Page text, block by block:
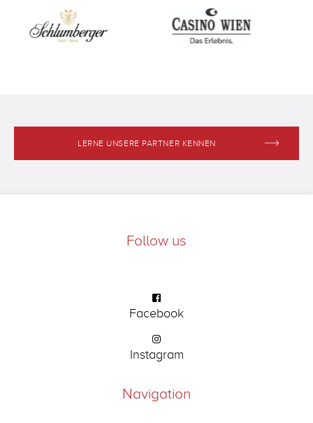
LERNE UNSERE PARTNER KENNEN
Navigation
Follow us
Facebook
Instagram